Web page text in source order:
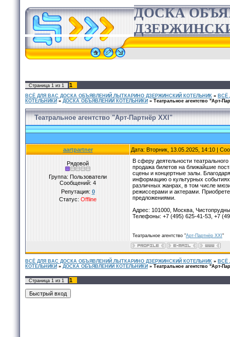
ДОСКА
Страница 1 из 1 1
ВСЁ ДЛЯ ВАС ДОСКА ОБЪЯВЛЕНИЙ ЛЫТКАРИНО ДЗЕРЖИНСКИЙ КОТЕЛЬНИК » ВСЁ
КОТЕЛЬНИКИ » ДОСКА ОБЪЯВЛЕНИЙ КОТЕЛЬНИКИ » Театральное агентство "Арт-
Театральное агентство "Арт-Партнёр XXI"
aartpartner Дата: Вторник, 13.05.2025, 14:10 |
Рядовой
Группа: Пользователи
Сообщений: 4
Репутация: 0
Статус: Offline
В сферу деятельности
продажа билетов на ближайшие
сцены и концертные залы.
информацию о культурных
различных жанрах, в том числе
режиссерами и актерами.
предложениями.
Адрес: 101000, Москва,
Телефоны: +7 (495) 625-41-53, +7
Театральное агентство "Арт-Партнёр XXI "
ВСЁ ДЛЯ ВАС ДОСКА ОБЪЯВЛЕНИЙ ЛЫТКАРИНО ДЗЕРЖИНСКИЙ КОТЕЛЬНИК » ВСЁ
КОТЕЛЬНИКИ » ДОСКА ОБЪЯВЛЕНИЙ КОТЕЛЬНИКИ » Театральное агентство "Арт-
Страница 1 из 1 1